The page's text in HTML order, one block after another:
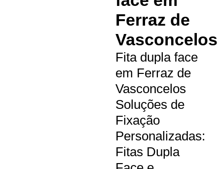
Ferraz de
Vasconcelos
Fita dupla face
em Ferraz de
Vasconcelos
Soluções de
Fixação
Personalizadas:
Fitas Dupla